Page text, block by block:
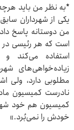
*به نظر من باید
یکی از شهرداران
من دوستانه پاسخ
استفاده می‌کند و
زیاده‌خواهی‌های
مطلوبی دارد، ولی
کمیسیون هم خود
خودش را نمی‌بُرد.»